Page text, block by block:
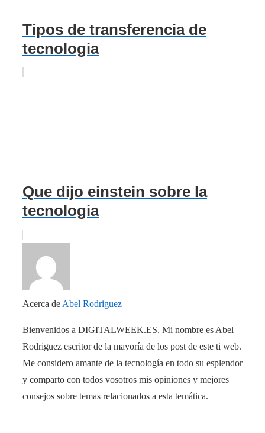
Tipos de transferencia de
tecnologia
Que dijo einstein sobre la
tecnologia
Acerca de Abel Rodriguez
Bienvenidos a DIGITALWEEK.ES. Mi nombre es Abel
Rodriguez escritor de la mayoría de los post de este ti web.
Me considero amante de la tecnología en todo su esplendor
y comparto con todos vosotros mis opiniones y mejores
consejos sobre temas relacionados a esta temática.